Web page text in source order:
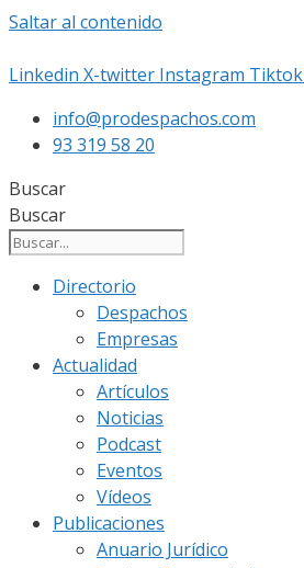
Saltar al contenido
Linkedin X-twitter Instagram Tiktok
info@prodespachos.com
93 319 58 20
Buscar
Buscar
Directorio
Despachos
Empresas
Actualidad
Artículos
Noticias
Podcast
Eventos
Vídeos
Publicaciones
Anuario Jurídico